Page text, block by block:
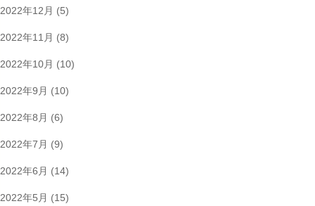
2022年12月 (5)
2022年11月 (8)
2022年10月 (10)
2022年9月 (10)
2022年8月 (6)
2022年7月 (9)
2022年6月 (14)
2022年5月 (15)